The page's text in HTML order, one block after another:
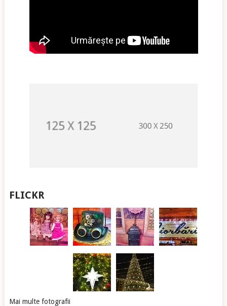
FLICKR
Mai multe fotografii